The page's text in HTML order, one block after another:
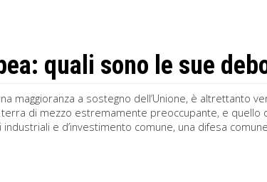
quali sono le sue
maggioranza a sostegno dell’Unione, è altrettanto
di mezzo estremamente preoccupante, e quello
e d’investimento comune, una difesa